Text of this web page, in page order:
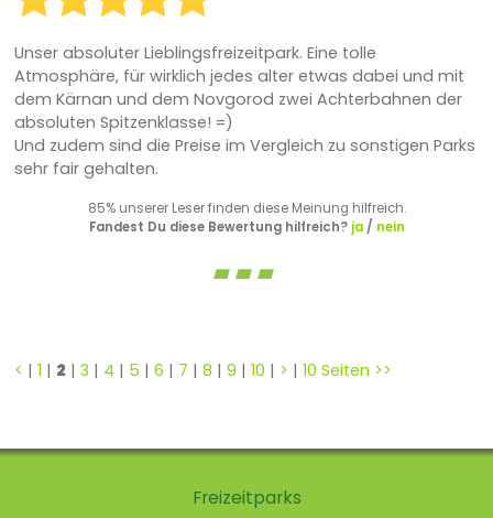
Unser absoluter Lieblingsfreizeitpark. Eine tolle
Atmosphäre, für wirklich jedes alter etwas dabei und mit
dem Kärnan und dem Novgorod zwei Achterbahnen der
absoluten Spitzenklasse! =)
Und zudem sind die Preise im Vergleich zu sonstigen Parks
sehr fair gehalten.
85% unserer Leser finden diese Meinung hilfreich.
Fandest Du diese Bewertung hilfreich? ja/ nein
< | 1 | 2| 3 | 4 | 5 | 6 | 7 | 8 | 9 | 10 | > | 10 Seiten >>
Freizeitparks